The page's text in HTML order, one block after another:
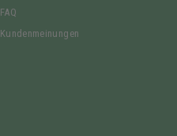
FAQ
Kundenmeinungen